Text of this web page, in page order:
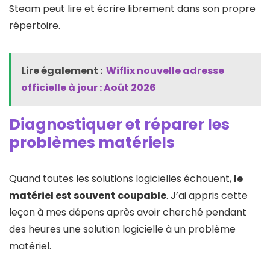
Steam peut lire et écrire librement dans son propre
répertoire.
Lire également : Wiflix nouvelle adresse
officielle à jour : Août 2026
Diagnostiquer et réparer les
problèmes matériels
Quand toutes les solutions logicielles échouent, le
matériel est souvent coupable. J’ai appris cette
leçon à mes dépens après avoir cherché pendant
des heures une solution logicielle à un problème
matériel.